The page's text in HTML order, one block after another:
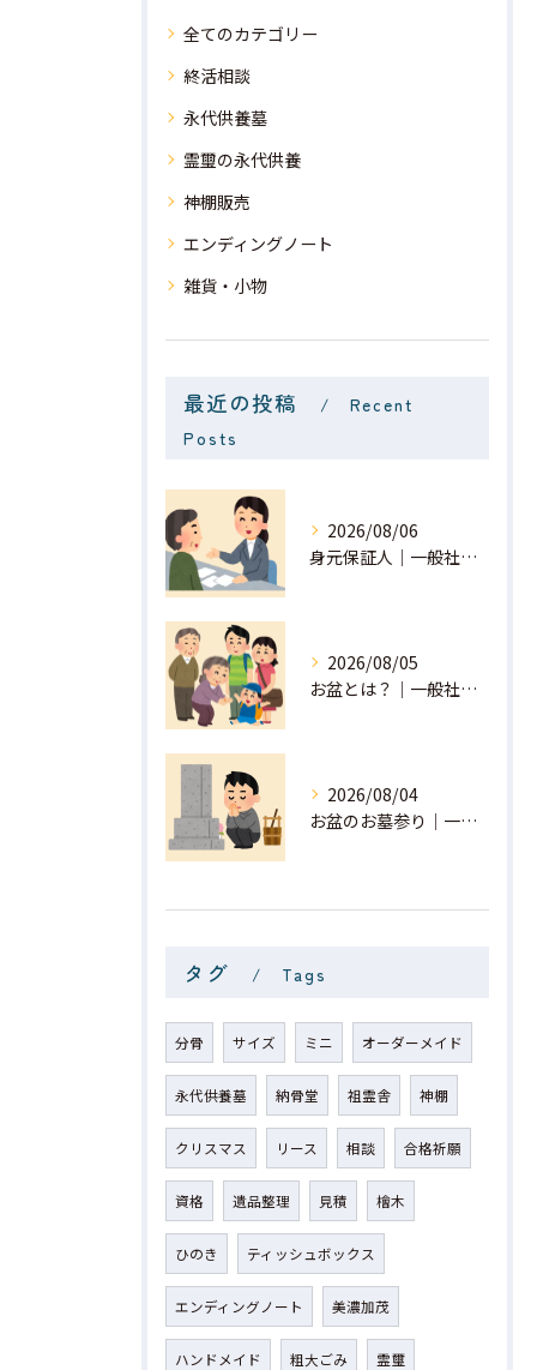
全てのカテゴリー
終活相談
永代供養墓
霊璽の永代供養
神棚販売
エンディングノート
雑貨・小物
最近の投稿
Recent
Posts
2026/08/06
身元保証人｜一般社団法人 星月
2026/08/05
お盆とは？｜一般社団法人 星月
2026/08/04
お盆のお墓参り｜一般社団法人 星月
タグ Tags
分骨 サイズ ミニ オーダーメイド
永代供養墓 納骨堂 祖霊舎 神棚
クリスマス リース 相談 合格祈願
資格 遺品整理 見積 檜木
ひのき ティッシュボックス
エンディングノート 美濃加茂
ハンドメイド 粗大ごみ 霊璽